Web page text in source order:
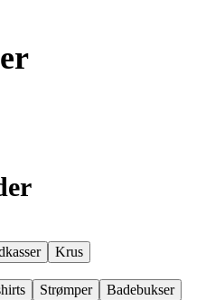
Krus
Strømper
Badebukser